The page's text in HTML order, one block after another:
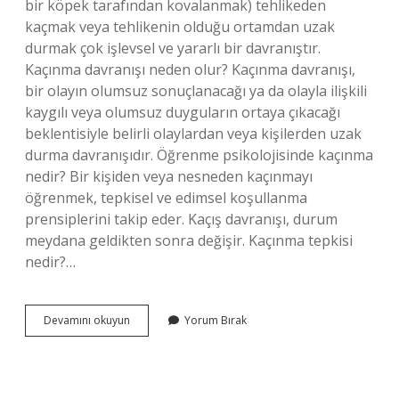
bir köpek tarafından kovalanmak) tehlikeden
kaçmak veya tehlikenin olduğu ortamdan uzak
durmak çok işlevsel ve yararlı bir davranıştır.
Kaçınma davranışı neden olur? Kaçınma davranışı,
bir olayın olumsuz sonuçlanacağı ya da olayla ilişkili
kaygılı veya olumsuz duyguların ortaya çıkacağı
beklentisiyle belirli olaylardan veya kişilerden uzak
durma davranışıdır. Öğrenme psikolojisinde kaçınma
nedir? Bir kişiden veya nesneden kaçınmayı
öğrenmek, tepkisel ve edimsel koşullanma
prensiplerini takip eder. Kaçış davranışı, durum
meydana geldikten sonra değişir. Kaçınma tepkisi
nedir?…
Devamını okuyun Psikoloji
Kaçınma
Yorum Bırak